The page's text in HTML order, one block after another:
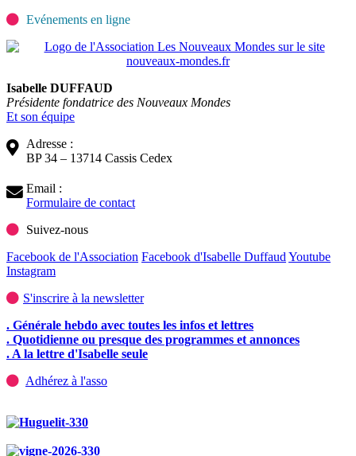
Evénements en ligne
Isabelle DUFFAUD
Présidente fondatrice des Nouveaux Mondes
Et son équipe
Adresse :
BP 34 – 13714 Cassis Cedex
Email :
Formulaire de contact
Suivez-nous
Facebook de l'Association Facebook d'Isabelle Duffaud Youtube
Instagram
S'inscrire à la newsletter
. Générale hebdo avec toutes les infos et lettres
. Quotidienne ou presque des programmes et annonces
. A la lettre d'Isabelle seule
Adhérez à l'asso